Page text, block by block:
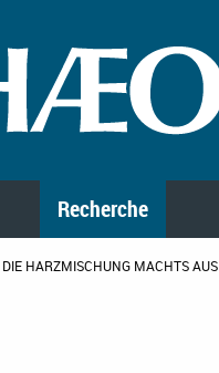
Recherche
DIE HARZMISCHUNG MACHTS AUS